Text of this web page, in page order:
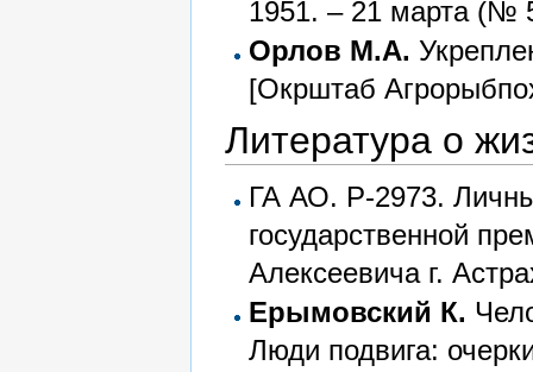
1951. – 21 марта (№
Орлов М.А.
[Окрштаб
Литература о
ГА АО. Р-2973.
государственной
Алексеевича г.
Ерымовский К.
Люди подвига: